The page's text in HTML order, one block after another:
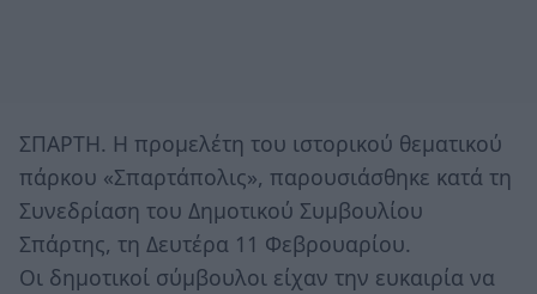
ΣΠΑΡΤΗ. Η προμελέτη του ιστορικού θεματικού
πάρκου «Σπαρτάπολις», παρουσιάσθηκε κατά τη
Συνεδρίαση του Δημοτικού Συμβουλίου
Σπάρτης, τη Δευτέρα 11 Φεβρουαρίου.
Οι δημοτικοί σύμβουλοι είχαν την ευκαιρία να